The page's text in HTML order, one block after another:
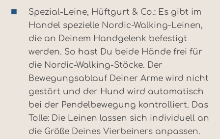
Spezial-Leine, Hüftgurt & Co.: Es gibt im
Handel spezielle Nordic-Walking-Leinen,
die an Deinem Handgelenk befestigt
werden. So hast Du beide Hände frei für
die Nordic-Walking-Stöcke. Der
Bewegungsablauf Deiner Arme wird nicht
gestört und der Hund wird automatisch
bei der Pendelbewegung kontrolliert. Das
Tolle: Die Leinen lassen sich individuell an
die Größe Deines Vierbeiners anpassen.